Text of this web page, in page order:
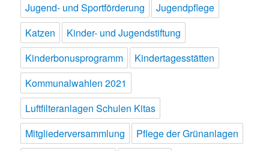
Jugend- und Sportförderung
Jugendpflege
Katzen
Kinder- und Jugendstiftung
Kinderbonusprogramm
Kindertagesstätten
Kommunalwahlen 2021
Luftfilteranlagen Schulen Kitas
Mitgliederversammlung
Pflege der Grünanlagen